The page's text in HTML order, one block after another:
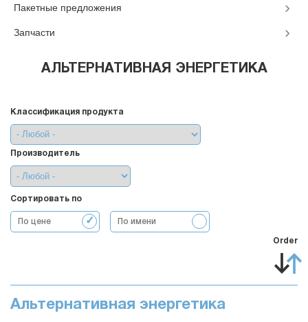
АЛЬТЕРНАТИВНАЯ ЭНЕРГЕТИКА
Классификация продукта
Производитель
Сортировать по
По цене По имени
Order
Альтернативная энергетика
Пакетные предложения
Запчасти